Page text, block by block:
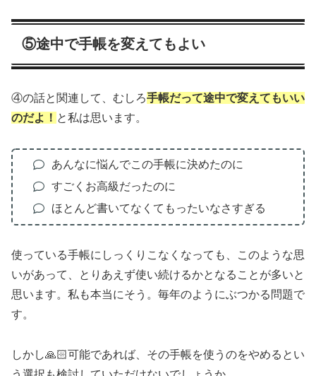
⑤途中で手帳を変えてもよい
④の話と関連して、むしろ手帳だって途中で変えてもいい
のだよ！ と私は思います。
あんなに悩んでこの手帳に決めたのに
すごくお高級だったのに
ほとんど書いてなくてもったいなさすぎる
使っている手帳にしっくりこなくなっても、このような思
いがあって、とりあえず使い続けるかとなることが多いと
思います。私も本当にそう。毎年のようにぶつかる問題で
す。
しかし🙏🏻可能であれば、その手帳を使うのをやめるとい